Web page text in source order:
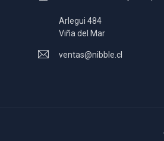
Arlegui 484
Viña del Mar
ventas@nibble.cl